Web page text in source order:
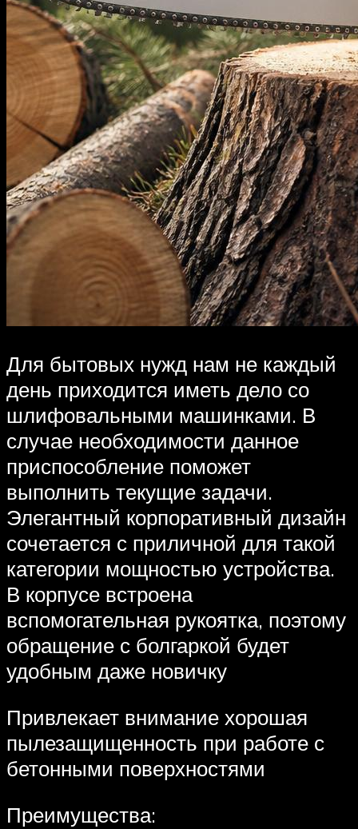
Для бытовых нужд нам не каждый
день приходится иметь дело со
шлифовальными машинками. В
случае необходимости данное
приспособление поможет
выполнить текущие задачи.
Элегантный корпоративный дизайн
сочетается с приличной для такой
категории мощностью устройства.
В корпусе встроена
вспомогательная рукоятка, поэтому
обращение с болгаркой будет
удобным даже новичку
Привлекает внимание хорошая
пылезащищенность при работе с
бетонными поверхностями
Преимущества: